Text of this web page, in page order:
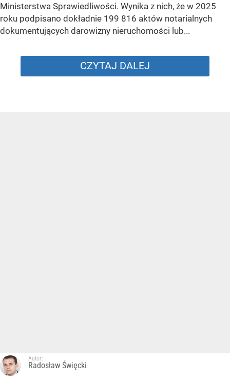
Ministerstwa Sprawiedliwości. Wynika z nich, że w 2025
roku podpisano dokładnie 199 816 aktów notarialnych
dokumentujących darowizny nieruchomości lub...
CZYTAJ DALEJ
Autor:
Radosław Święcki